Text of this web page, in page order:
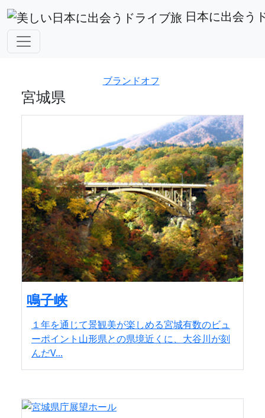
日本に出会う
ブランドオフ
宮城県
鳴子峡
１年を通じて景観美が楽しめる宮城有数のビュ
ーポイント山形県との県境近くに、大谷川が刻
んだV...